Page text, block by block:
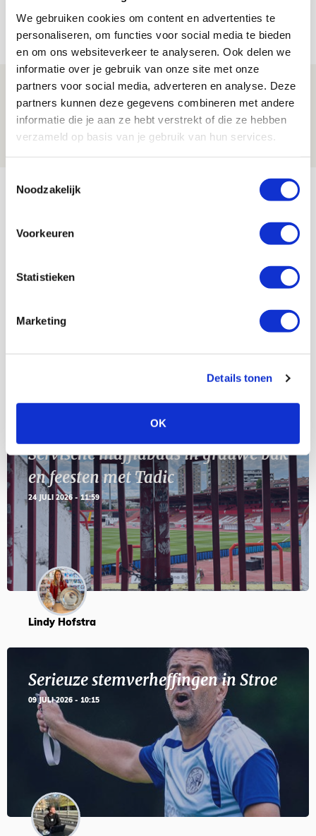
We gebruiken cookies om content en advertenties te
personaliseren, om functies voor social media te bieden
en om ons websiteverkeer te analyseren. Ook delen we
informatie over je gebruik van onze site met onze
partners voor social media, adverteren en analyse. Deze
partners kunnen deze gegevens combineren met andere
informatie die je aan ze hebt verstrekt of die ze hebben
verzameld op basis van je gebruik van hun services.
Noodzakelijk
Voorkeuren
Statistieken
Marketing
Details tonen
OK
07 AUGUSTUS 2026 - 14:13
NIEUWS
Volop enthousiasme in fotoverslag van
Europees treffen met Shelbourne
AUG
Servische maffiabaas in grauwe bak
en feesten met Tadic
24 JULI 2026 - 11:59
Lindy Hofstra
Serieuze stemverheffingen in Stroe
09 JULI 2026 - 10:15